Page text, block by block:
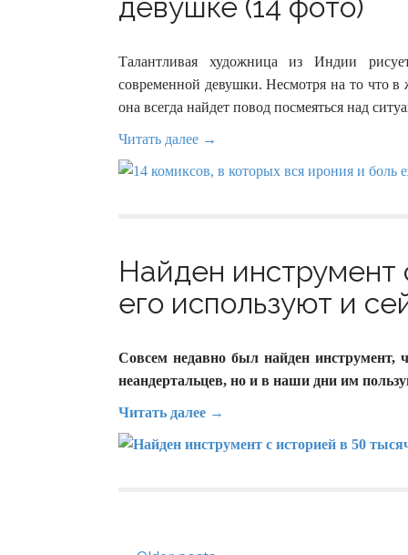
девушке (14 фото)
Талантливая художница из Индии
современной девушки. Несмотря на то что
она всегда найдет повод посмеяться над
Читать далее →
Найден инструмент
его используют и
Совсем недавно был найден инструмент,
неандертальцев, но и в наши дни им
Читать далее →